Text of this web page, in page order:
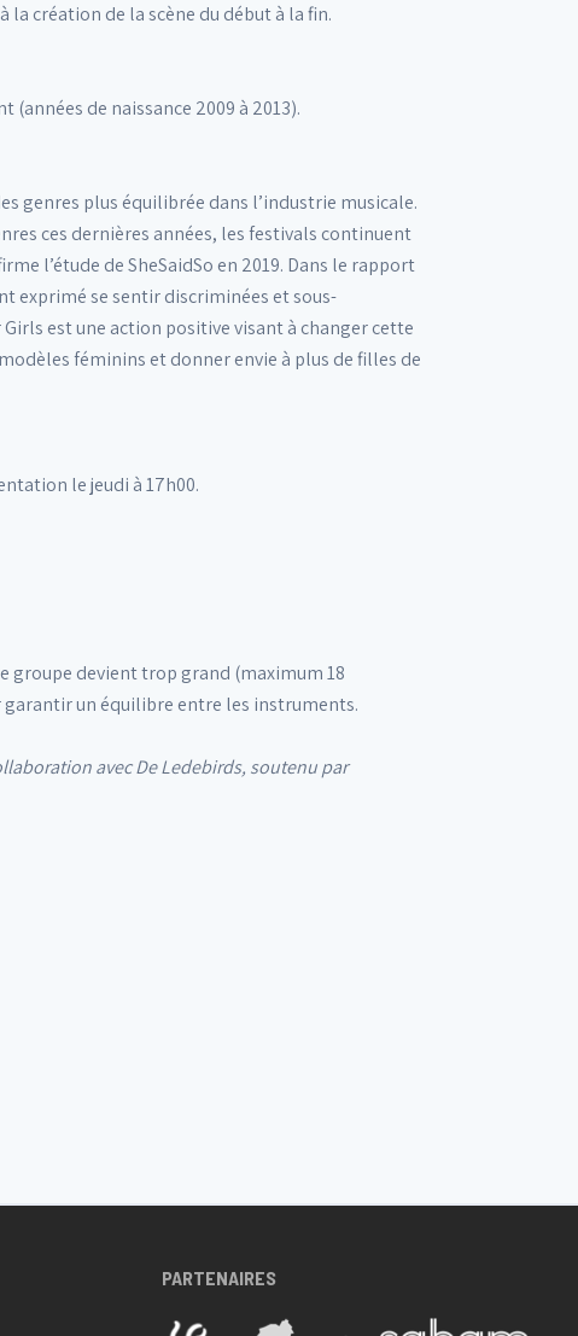
création de la scène du début à la fin.
de naissance 2009 à 2013).
genres plus équilibrée dans l’industrie musicale.
ces dernières années, les festivals continuent
l’étude de SheSaidSo en 2019. Dans le rapport
exprimé se sentir discriminées et sous-
est une action positive visant à changer cette
féminins et donner envie à plus de filles de
le jeudi à 17h00.
groupe devient trop grand (maximum 18
un équilibre entre les instruments.
avec De Ledebirds, soutenu par
PARTENAIRES